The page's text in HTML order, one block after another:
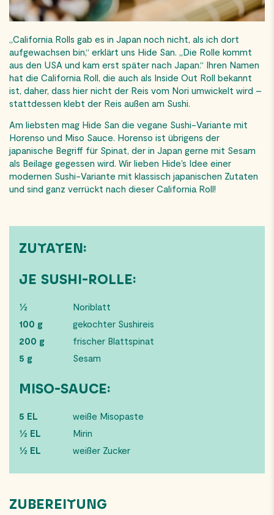
„California Rolls gab es in Japan noch nicht, als ich dort
aufgewachsen bin,“ erklärt uns Hide San. „Die Rolle kommt
aus den USA und kam erst später nach Japan.“ Ihren Namen
hat die California Roll, die auch als Inside Out Roll bekannt
ist, daher, dass hier nicht der Reis vom Nori umwickelt wird –
stattdessen klebt der Reis außen am Sushi.
Am liebsten mag Hide San die vegane Sushi-Variante mit
Horenso und Miso Sauce. Horenso ist übrigens der
japanische Begriff für Spinat, der in Japan gerne mit Sesam
als Beilage gegessen wird. Wir lieben Hide’s Idee einer
modernen Sushi-Variante mit klassisch japanischen Zutaten
und sind ganz verrückt nach dieser California Roll!
ZUTATEN:
JE SUSHI-ROLLE:
½
Noriblatt
100 g
gekochter Sushireis
200 g
frischer Blattspinat
5 g
Sesam
MISO-SAUCE:
5 EL
weiße Misopaste
½ EL
Mirin
½ EL
weißer Zucker
ZUBEREITUNG